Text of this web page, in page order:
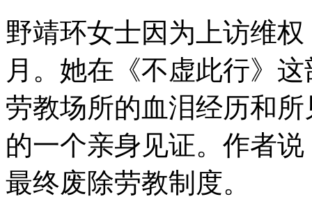
野靖环女士因为上访维
月。她在《不虚此行》
劳教场所的血泪经历和
的一个亲身见证。作者
最终废除劳教制度。